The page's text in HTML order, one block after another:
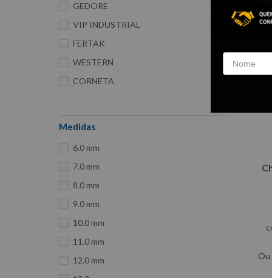
GEDORE
VIP INDUSTRIAL
FERTAK
WESTERN
CORNETA
Medidas
6.0 mm
7.0 mm
8.0 mm
9.0 mm
10.0 mm
11.0 mm
12.0 mm